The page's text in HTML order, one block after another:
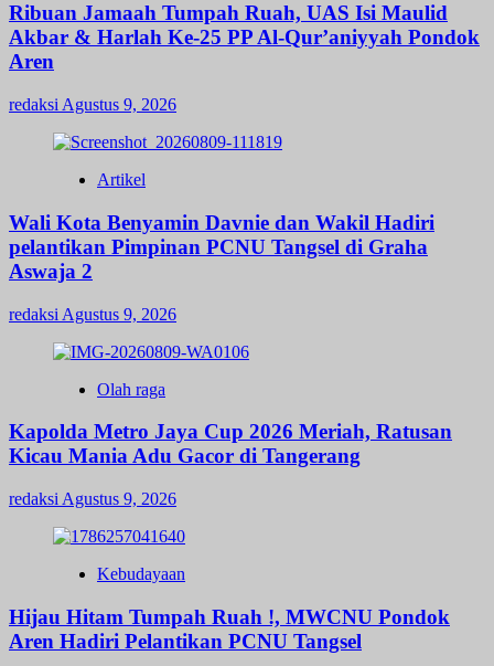
Ribuan Jamaah Tumpah Ruah, UAS Isi Maulid
Akbar & Harlah Ke-25 PP Al-Qur’aniyyah Pondok
Aren
redaksi Agustus 9, 2026
Artikel
Wali Kota Benyamin Davnie dan Wakil Hadiri
pelantikan Pimpinan PCNU Tangsel di Graha
Aswaja 2
redaksi Agustus 9, 2026
Olah raga
Kapolda Metro Jaya Cup 2026 Meriah, Ratusan
Kicau Mania Adu Gacor di Tangerang
redaksi Agustus 9, 2026
Kebudayaan
Hijau Hitam Tumpah Ruah !, MWCNU Pondok
Aren Hadiri Pelantikan PCNU Tangsel